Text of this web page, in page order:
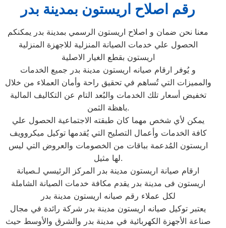
رقم اصلاح اريستون بمدينة بدر
معنا نحن ضمان و اصلاح اريستون الرسمي بمدينة بدر يمكنكم
الحصول علي خدمات الصيانة المنزلية للاجهزة المنزلية
اريستون بقطع الغيار الاصلية
و يُوفر ارقام صيانه اريستون مدينة بدر جميع الخدمات
والمميزات التي تُساهم في تحقيق راحة وأمان العملاء من خلال
تخفيض أسعار تلك الخدمات والبُعد التام عن التكاليف المالية
باهظة الثمن.
يمكن لأي شخص مهما كان طبقته الاجتماعية الحصول علي
كافة الخدمات وأعمال التصليح التي يُقدمها توكيل ميكروويف
اريستون المُدعمة بباقات من الخصومات والعروض التي ليس
لها مثيل.
ارقام صيانة اريستون مدينة بدر المركز الرئيسي لـصيانة
اريستون فى مدينة بدر يقدم مكافة خدمات الصيانة الشاملة
لكل عملاء رقم صيانه اريستون مدينة بدر
يعتبر توكيل صيانه اريستون مدينة بدر شركة رائدة في مجال
صناعة الأجهزة الكهربائية في مدينة بدر والشرق والأوسط حيث